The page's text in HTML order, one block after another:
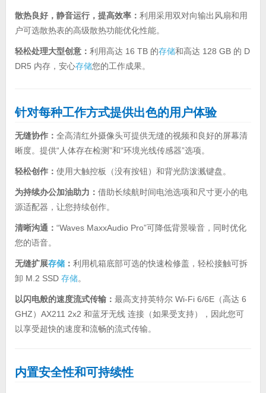
散热良好，静音运行，提高效率： 利用采用双对向输出风扇和用
户可选散热表的高级散热功能优化性能。
轻松处理大型创意： 利用高达 16 TB 的存储和高达 128 GB 的 D
DR5 内存，安心存储您的工作成果。
针对每种工作方式提供出色的用户体验
无缝协作： 全高清红外摄像头可提供无缝的视频和良好的屏幕清
晰度。提供“人体存在检测”和“环境光线传感器”选项。
轻松创作： 使用大触控板（没有按钮）和背光防泼溅键盘。
为持续办公加油助力： 借助长续航时间电池选项和尺寸更小的电
源适配器，让您持续创作。
清晰沟通： “Waves MaxxAudio Pro”可降低背景噪音，同时优化
您的语音。
无缝扩展存储： 利用机箱底部可选的快速检修盖，轻松接触可拆
卸 M.2 SSD 存储。
以闪电般的速度流式传输： 最高支持英特尔 Wi-Fi 6/6E（高达 6
GHZ）AX211 2x2 和蓝牙无线 连接（如果受支持），因此您可
以享受超快的速度和流畅的流式传输。
内置安全性和可持续性